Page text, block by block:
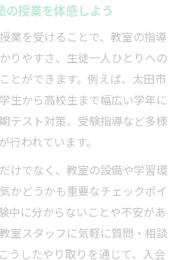
料体験から苦手克服を目指
つ個別指導塾の活用ポイン
極める無料体験活用術
導法を無料体験で比べる方
の指導力や雰囲気を実感す
教室環境を無料体験で徹底チ
の授業を体感しよう
業を受けることで、教室の指導
りやすさ、生徒一人ひとりへの
とができます。例えば、太田市
生から高校生まで幅広い学年に
テスト対策、受験指導など多様
行われています。
けでなく、教室の設備や学習環
かどうかも重要なチェックポイ
中に分からないことや不安があ
室スタッフに気軽に質問・相談
うしたやり取りを通じて、入会